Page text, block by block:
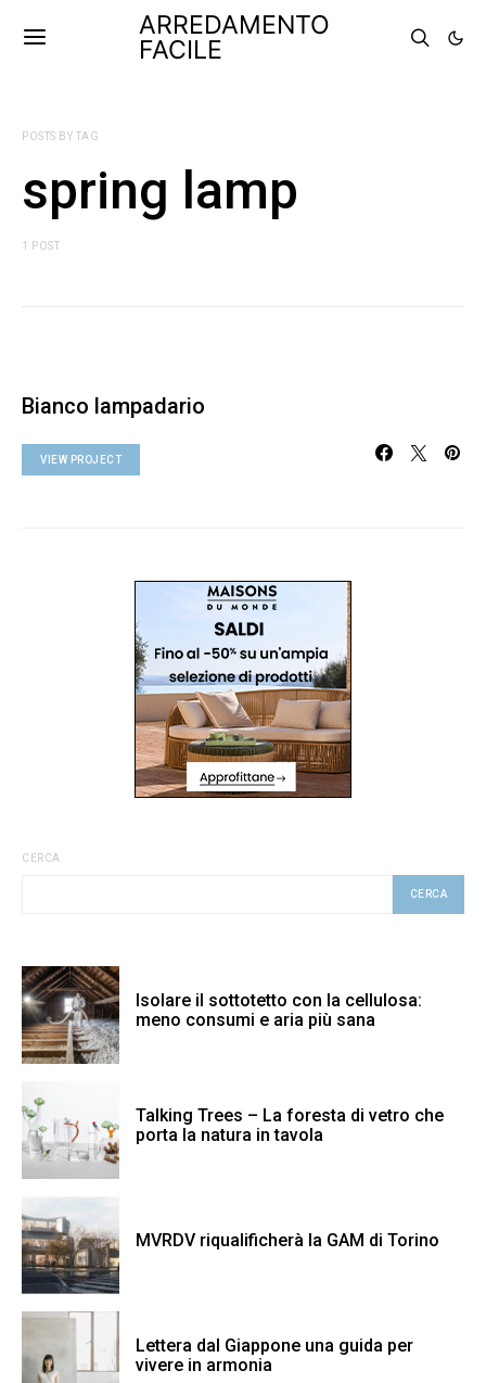
ARREDAMENTO
FACILE
POSTS BY TAG
spring lamp
1 POST
Bianco lampadario
VIEW PROJECT
CERCA
CERCA
Isolare il sottotetto con la cellulosa:
meno consumi e aria più sana
Talking Trees – La foresta di vetro che
porta la natura in tavola
MVRDV riqualificherà la GAM di Torino
Lettera dal Giappone una guida per
vivere in armonia